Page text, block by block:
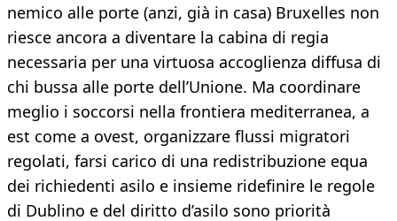
nemico alle porte (anzi, già in casa) Bruxelles non
riesce ancora a diventare la cabina di regia
necessaria per una virtuosa accoglienza diffusa di
chi bussa alle porte dell’Unione. Ma coordinare
meglio i soccorsi nella frontiera mediterranea, a
est come a ovest, organizzare flussi migratori
regolati, farsi carico di una redistribuzione equa
dei richiedenti asilo e insieme ridefinire le regole
di Dublino e del diritto d’asilo sono priorità